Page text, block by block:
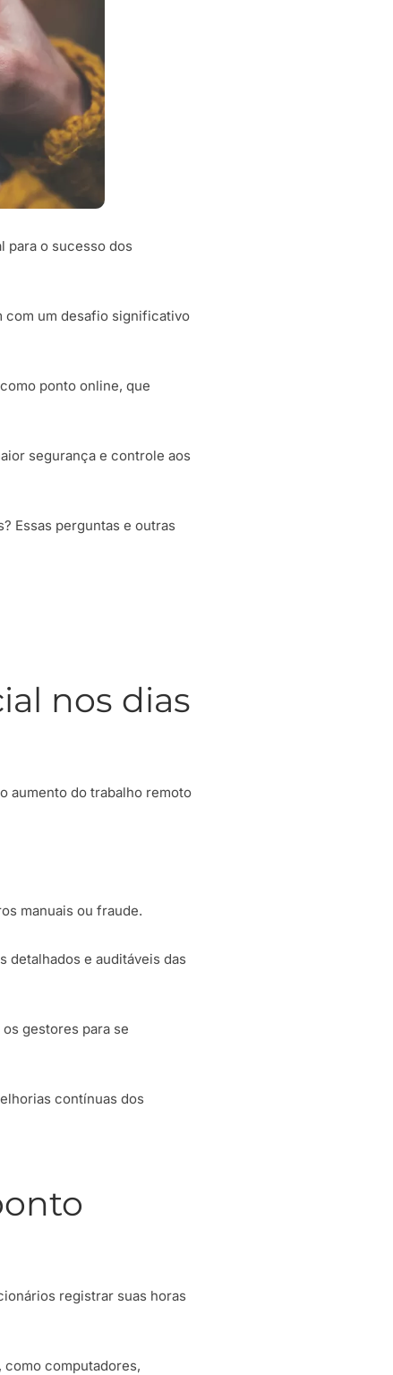
para o sucesso dos
com um desafio significativo
ponto online, que
segurança e controle aos
Essas perguntas e outras
nos dias
aumento do trabalho remoto
manuais ou fraude.
detalhados e auditáveis das
gestores para se
contínuas dos
registrar suas horas
computadores,